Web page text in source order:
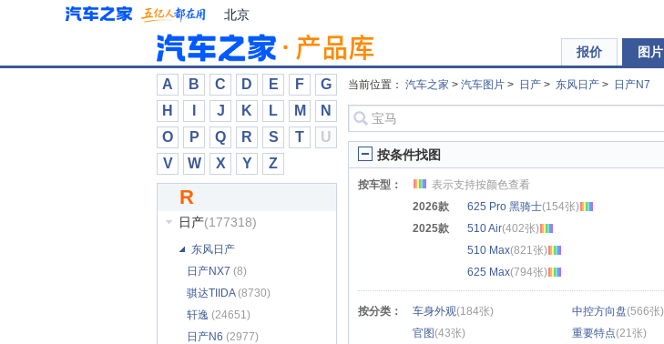
北京
报价 图片
A B C D E F
G
H
J K L M
N
O
P Q R S T
U
V
W X Y Z
Radical
(17)
RAM(4735)
Red Bull(28)
RENOVO
(11)
Revo Zero(15)
Rezvani(169)
Rinspeed (358)
RIVIAN(385)
仁拓博歌
日产(177318)
东风日产
日产NX7 (8)
骐达TIIDA(8730)
轩逸 (24651)
日产N6 (2977)
R
当前位置： 汽车之家 > 汽车图片 > 日产 > 东风日产 > 日产N7
按条件找图
按车型：
表示支持按颜色查看
2026款
625 Pro 黑骑士(154张)
2025款
510 Air(402张)
510 Max(821张)
625 Max(794张)
按分类： 车身外观(184张) 中控方向盘(566张)
官图(43张) 重要特点(21张)